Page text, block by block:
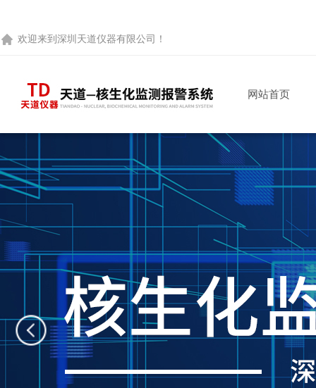
欢迎来到 深圳天道仪器有限公司 ！
网站首页